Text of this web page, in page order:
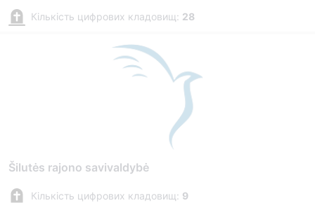
Кількість цифрових кладовищ: 28
Šilutės rajono savivaldybė
Кількість цифрових кладовищ: 9